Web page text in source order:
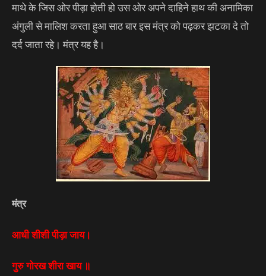
माथे के जिस ओर पीड़ा होती हो उस ओर अपने दाहिने हाथ की अनामिका
अंगुली से मालिश करता हुआ साठ बार इस मंत्र को पढ़कर झटका दे तो
दर्द जाता रहे। मंत्र यह है।
मंत्र
आधी शीशी पीड़ा जाय।
गुरु गोरख शीरा खाय ॥